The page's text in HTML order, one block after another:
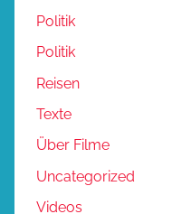
Politik
Politik
Reisen
Texte
Über Filme
Uncategorized
Videos